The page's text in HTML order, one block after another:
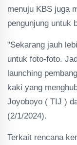
menuju KBS juga
pengunjung untuk
"Sekarang jauh
untuk foto-foto.
launching
kaki yang
Joyoboyo ( TIJ )
(2/1/2024).
Terkait rencana